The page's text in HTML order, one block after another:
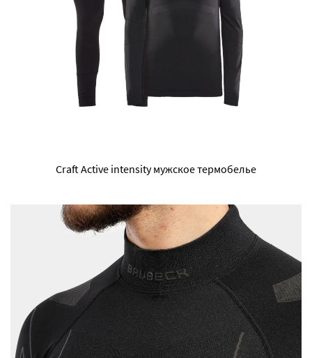
Craft Active intensity мужское термобелье